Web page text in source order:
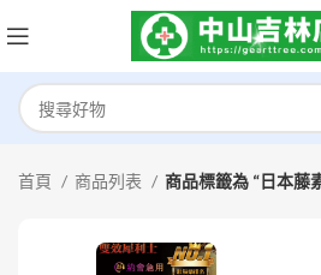
首頁 商品列表 商品標籤為 “日本藤